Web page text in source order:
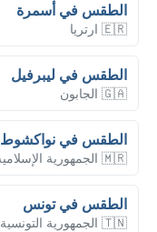
الطقس في أسمرة
🇪🇷 ارتريا
الطقس في ليبرفيل
🇬🇦 الجابون
الطقس في نواكشوط
🇲🇷 الجمهورية الإسلامية الموريتانية
الطقس في تونس
🇹🇳 الجمهورية التونسية